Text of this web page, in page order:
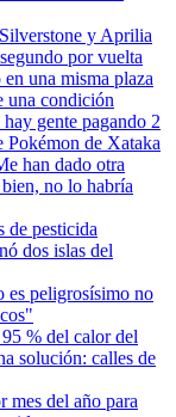
y Aprilia
por vuelta
una misma plaza
una condición
gente pagando 2
Pokémon de Xataka
han dado otra
no lo habría
de pesticida
dos islas del
es peligrosísimo no
% del calor del
solución: calles de
mes del año para